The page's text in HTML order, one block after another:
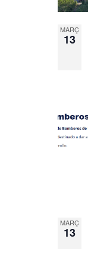
MARÇ
13
MARÇ
13